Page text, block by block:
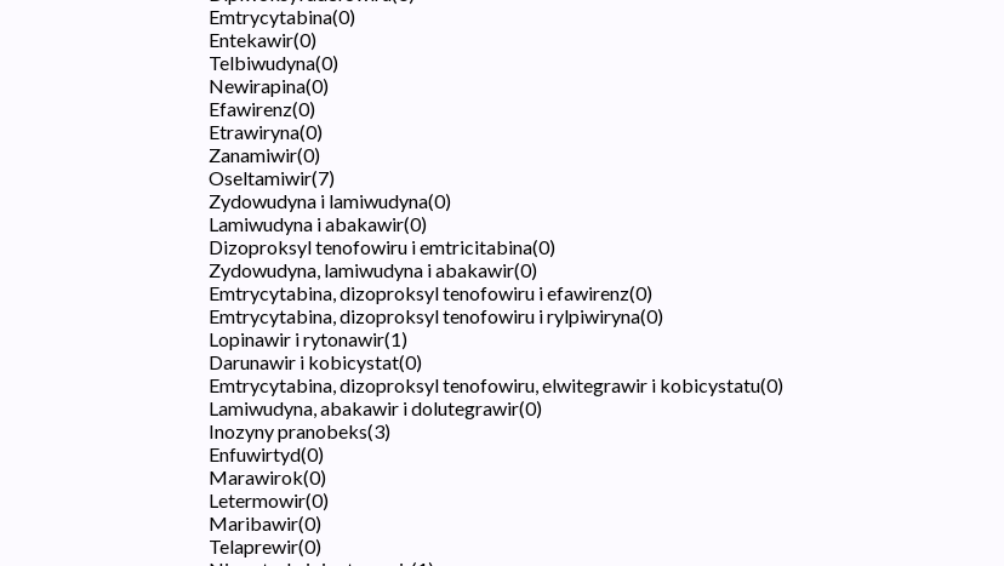
Emtrycytabina(0)
Entekawir(0)
Telbiwudyna(0)
Newirapina(0)
Efawirenz(0)
Etrawiryna(0)
Zanamiwir(0)
Oseltamiwir(7)
Zydowudyna i lamiwudyna(0)
Lamiwudyna i abakawir(0)
Dizoproksyl tenofowiru i emtricitabina(0)
Zydowudyna, lamiwudyna i abakawir(0)
Emtrycytabina, dizoproksyl tenofowiru i efawirenz(0)
Emtrycytabina, dizoproksyl tenofowiru i rylpiwiryna(0)
Lopinawir i rytonawir(1)
Darunawir i kobicystat(0)
Emtrycytabina, dizoproksyl tenofowiru, elwitegrawir i kobicystatu(0)
Lamiwudyna, abakawir i dolutegrawir(0)
Inozyny pranobeks(3)
Enfuwirtyd(0)
Marawirok(0)
Letermowir(0)
Maribawir(0)
Telaprewir(0)